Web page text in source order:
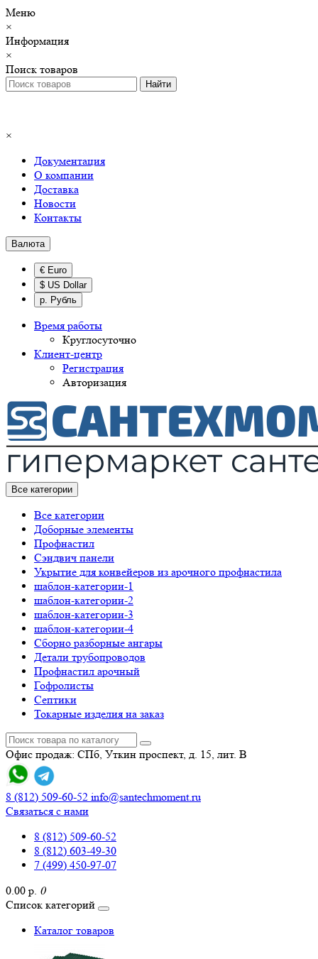
Меню
×
Информация
×
Поиск товаров
×
Документация
О компании
Доставка
Новости
Контакты
Валюта
€ Euro
$ US Dollar
р. Рубль
Время работы
Круглосуточно
Клиент-центр
Регистрация
Авторизация
Все категории
Все категории
Доборные элементы
Профнастил
Сэндвич панели
Укрытие для конвейеров из арочного профнастила
шаблон-категории-1
шаблон-категории-2
шаблон-категории-3
шаблон-категории-4
Сборно разборные ангары
Детали трубопроводов
Профнастил арочный
Гофролисты
Септики
Токарные изделия на заказ
Офис продаж: СПб, Уткин проспект, д. 15, лит. В
8 (812) 509-60-52 info@santechmoment.ru
Связаться с нами
8 (812) 509-60-52
8 (812) 603-49-30
7 (499) 450-97-07
0.00 р. 0
Список категорий
Каталог товаров